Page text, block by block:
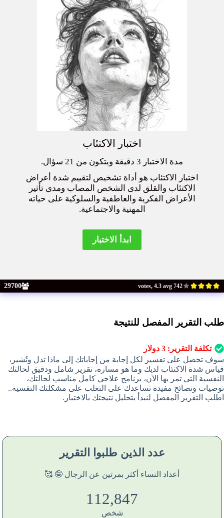
742 votes, 4.3 avg
29700
اختبار الاكتئاب
مدة الاختبار 3 دقيقة ويتكون من 21 سؤال.
اختبار الاكتئاب هو أداة تشخيص لتقييم شدة أعراض
الاكتئاب والقلق لدى الشخص المصاب ومدى تأثير
الأعراض الفكرية والعاطفية والسلوكية على حياته
المهنية والاجتماعية.
طلب التقرير المفصل للنتيجة
تكلفة التقرير: 3 دولار
سوف تحصل على تفسير لكل إجابة من إجاباتك إلى ماذا تدل وتُشير،
قياس شدة الاكتئاب لديك وما هو مساره، تقرير شامل ودقيق لحالتك
النفسية التي تمر بها الآن، برنامج علاجي كامل مناسب لحالتك،
توصيات ونصائح مفيدة تساعدك على التغلب على مشكلتك النفسية..
اطلب التقرير المفصل لنبدأ بتحليل نتيجتك بالاختبار.
عدد الذين طلبوا التقرير
أعداد النساء أكثر بمرتين عن الرجال 🤪 🥰
114,765
شخص